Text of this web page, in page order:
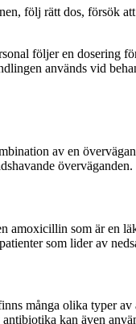
följ rätt dos, försök
följer en dosering
används vid
av en
amoxicillin som är en
som lider av
många olika typer
kan även